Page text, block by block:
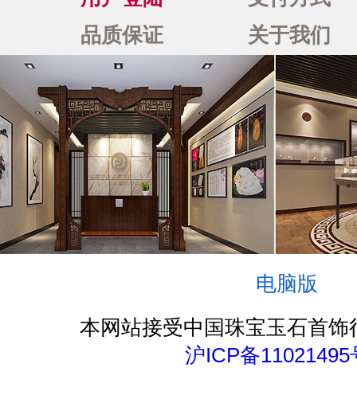
品质保证
关于我们
电脑版
本网站接受中国珠宝玉石首饰
沪ICP备11021495